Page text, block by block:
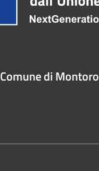
Comune di Montoro